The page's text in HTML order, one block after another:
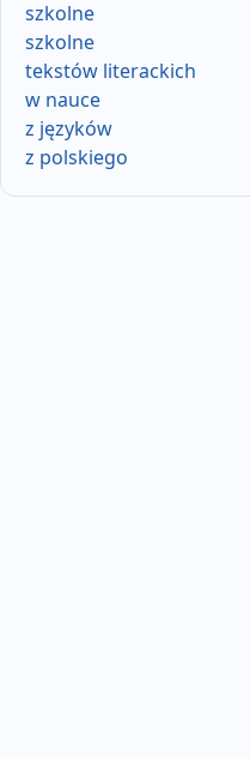
szkolne
szkolne
tekstów literackich
w nauce
z języków
z polskiego